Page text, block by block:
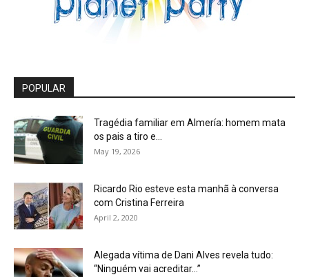
POPULAR
Tragédia familiar em Almería: homem mata
os pais a tiro e...
May 19, 2026
Ricardo Rio esteve esta manhã à conversa
com Cristina Ferreira
April 2, 2020
Alegada vítima de Dani Alves revela tudo:
“Ninguém vai acreditar…”